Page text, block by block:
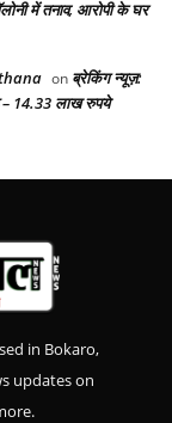
में तनाव, आरोपी के घर
on ब्रेकिंग न्यूज़:
– 14.33 लाख रुपये
in Bokaro,
updates on